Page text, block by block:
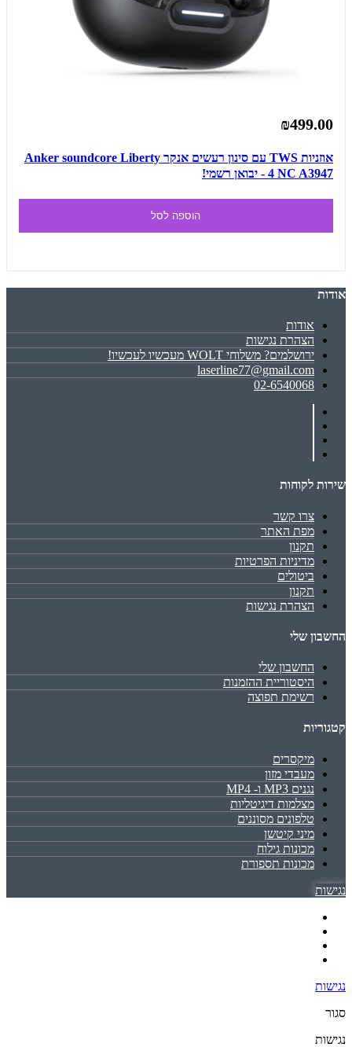
₪499.00
אוזניות TWS עם סינון רעשים אנקר Anker soundcore Liberty
4 NC A3947 - יבואן רשמי!
הוספה לסל
אודות
אודות
הצהרת נגישות
ירושלמים? משלוחי WOLT מעכשיו לעכשיו!
laserline77@gmail.com
02-6540068
שירות לקוחות
צרו קשר
מפת האתר
תקנון
מדיניות הפרטיות
ביטולים
תקנון
הצהרת נגישות
החשבון שלי
החשבון שלי
היסטוריית ההזמנות
רשימת תפוצה
קטגוריות
מיקסרים
מעבדי מזון
נגנים MP3 ו- MP4
מצלמות דיגיטליות
טלפונים מסוננים
מיני קיטשן
מכונות גילוח
מכונות תספורת
נגישות
נגישות
סגור
נגישות